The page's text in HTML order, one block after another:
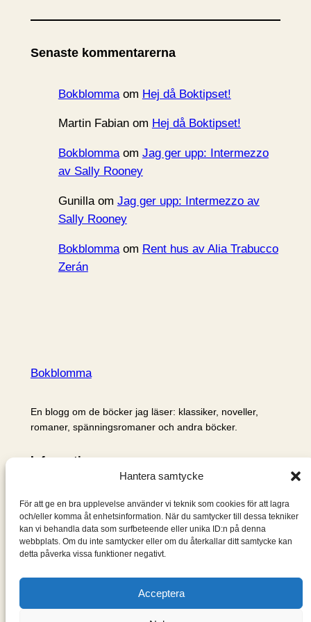
Hantera samtycke
För att ge en bra upplevelse använder vi teknik som cookies för att lagra
och/eller komma åt enhetsinformation. När du samtycker till dessa tekniker
kan vi behandla data som surfbeteende eller unika ID:n på denna
webbplats. Om du inte samtycker eller om du återkallar ditt samtycke kan
detta påverka vissa funktioner negativt.
Acceptera
k
v
Senaste kommentarerna
Bokblommaom Hej då Boktipset!
Martin Fabianom Hej då Boktipset!
Bokblommaom Jag ger upp: Intermezzo
av Sally Rooney
Gunillaom Jag ger upp: Intermezzo av
Sally Rooney
Bokblommaom Rent hus av Alia Trabucco
Zerán
Bokblomma
En blogg om de böcker jag läser: klassiker, noveller,
romaner, spänningsromaner och andra böcker.
Information
Om mig & om bloggen
S
ö
k